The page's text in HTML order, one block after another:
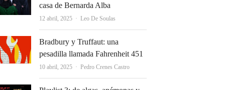
casa de Bernarda Alba
12 abril, 2025 Autor
Leo De Soulas
Bradbury y Truffaut: una
pesadilla llamada Fahrenheit 451
10 abril, 2025 Autor
Pedro Crenes Castro